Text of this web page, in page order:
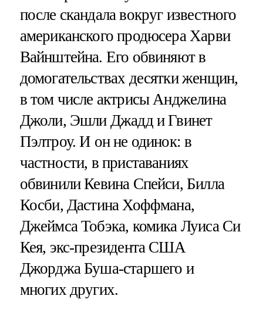
после скандала вокруг известного
американского продюсера Харви
Вайнштейна. Его обвиняют в
домогательствах десятки женщин,
в том числе актрисы Анджелина
Джоли, Эшли Джадд и Гвинет
Пэлтроу. И он не одинок: в
частности, в приставаниях
обвинили Кевина Спейси, Билла
Косби, Дастина Хоффмана,
Джеймса Тобэка, комика Луиса Си
Кея, экс-президента США
Джорджа Буша-старшего и
многих других.